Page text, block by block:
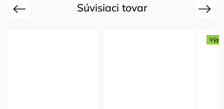
Súvisiaci tovar
Previous Next